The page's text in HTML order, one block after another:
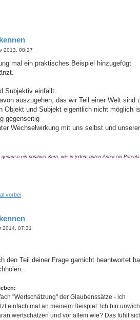
2013, 08:27
mal ein praktisches Beispiel hinzugefügt
Subjektiv einfällt.
auszugehen, das wir Teil einer Welt sind
Objekt und Subjekt eigentlich nicht möglich
gegenseitig
Wechselwirkung mit uns selbst und unserer
ein positiver Kern, wie in jedem guten Anteil ein
vorbei
2014, 07:31
den Teil deiner Frage garnicht beantwortet
"Wertschätzung" der Glaubenssätze - ich
einfach mal an meinem Beispiel: Ich bin
wertschätzen und vor allem wie? Das fühlt